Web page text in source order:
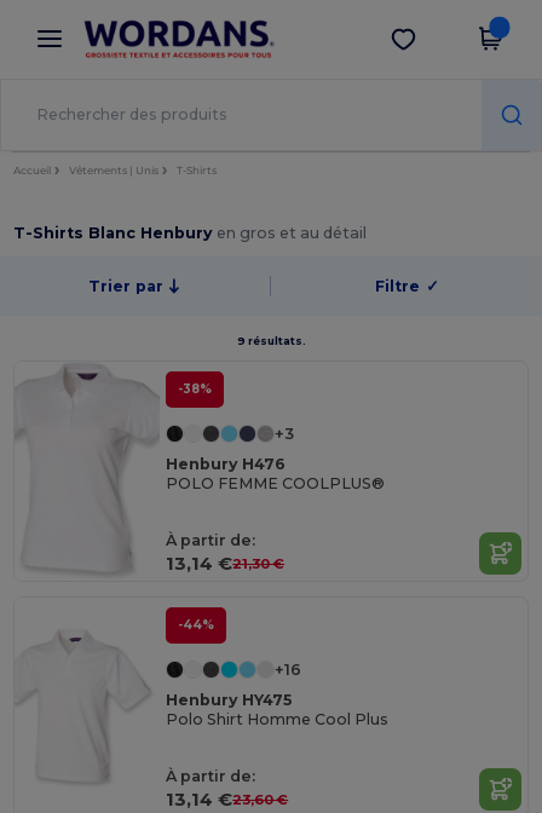
× Appli Wordans
Meilleurs prix sur l’app !
Obtenir l'appli
Accueil Vêtements | Unis T-Shirts
T-Shirts Blanc Henbury en gros et au détail
Trier par Filtre ✓
9 résultats.
-38%
+3
Henbury H476
POLO FEMME COOLPLUS®
À partir de:
13,14 €21,30 €
-44%
+16
Henbury HY475
Polo Shirt Homme Cool Plus
À partir de:
13,14 €23,60 €